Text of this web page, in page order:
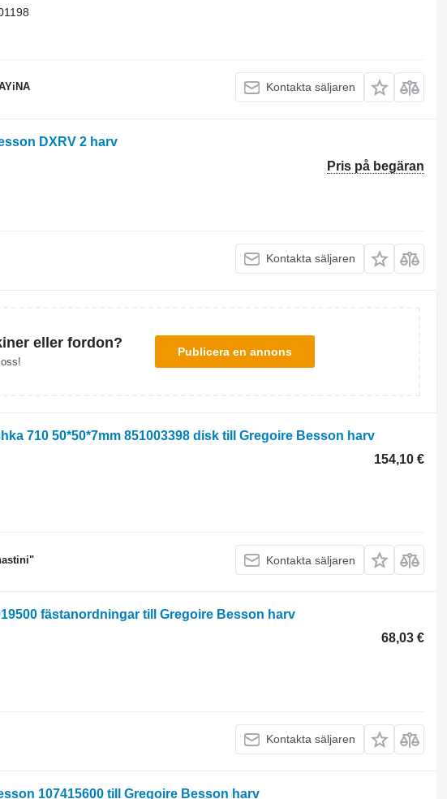
Kontakta säljaren
DXRV 2 harv
Pris på begäran
Kontakta säljaren
eller fordon?
Publicera en annons
710 50*50*7mm 851003398 disk till Gregoire Besson harv
154,10 €
Kontakta säljaren
fästanordningar till Gregoire Besson harv
68,03 €
Kontakta säljaren
107415600 till Gregoire Besson harv